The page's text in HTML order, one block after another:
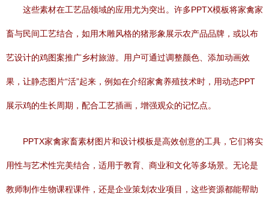
这些素材在工艺品领域的应用尤为突出。许多PPTX模板将家禽家
畜与民间工艺结合，如用木雕风格的猪形象展示农产品品牌，或以布
艺设计的鸡图案推广乡村旅游。用户可通过调整颜色、添加动画效
果，让静态图片“活”起来，例如在介绍家禽养殖技术时，用动态PPT
展示鸡的生长周期，配合工艺插画，增强观众的记忆点。
PPTX家禽家畜素材图片和设计模板是高效创意的工具，它们将实
用性与艺术性完美结合，适用于教育、商业和文化等多场景。无论是
教师制作生物课程课件，还是企业策划农业项目，这些资源都能帮助